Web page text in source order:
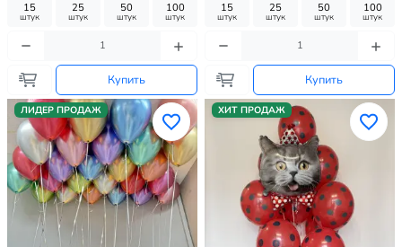
15
штук
25
штук
50
штук
100
штук
Купить
15
штук
25
штук
50
штук
100
штук
Купить
ЛИДЕР ПРОДАЖ ХИТ ПРОДАЖ